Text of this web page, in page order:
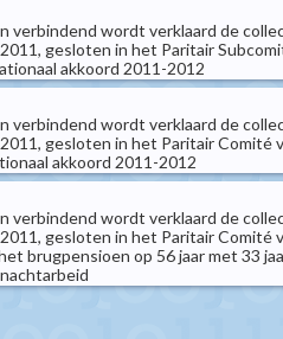
verbindend wordt verklaard de
gesloten in het Paritair
akkoord 2011-2012
verbindend wordt verklaard de
gesloten in het Paritair Comité
akkoord 2011-2012
verbindend wordt verklaard de
gesloten in het Paritair Comité
brugpensioen op 56 jaar met 33